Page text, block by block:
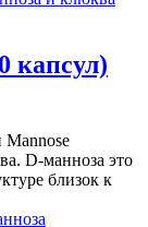
капсул)
D-манноза это
близок к